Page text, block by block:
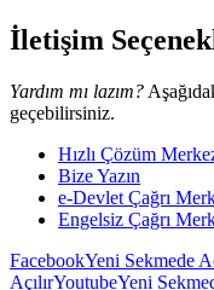
İletişim
Yardım mı lazım?
geçebilirsiniz.
Hızlı Çözüm
Bize Yazın
e-Devlet Çağrı
Engelsiz Çağrı
FacebookYeni Sekmede
AçılırYoutubeYeni